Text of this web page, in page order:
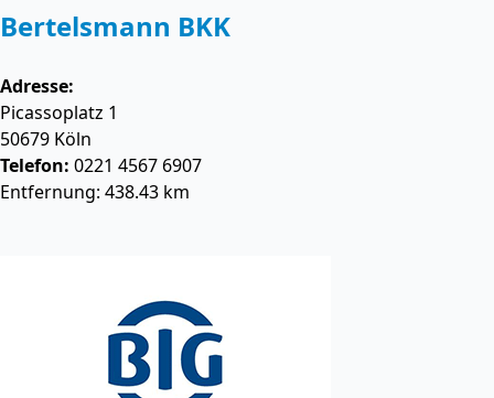
Bertelsmann BKK
Adresse:
Picassoplatz 1
50679 Köln
Telefon: 0221 4567 6907
Entfernung: 438.43 km